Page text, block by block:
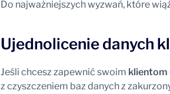
Do najważniejszych wyzwań, które
Ujednolicenie danych
Jeśli chcesz zapewnić swoim klientom
z czyszczeniem baz danych z